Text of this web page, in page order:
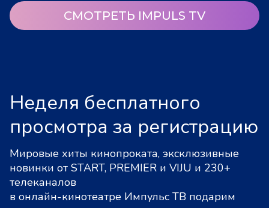
СМОТРЕТЬ IMPULS TV
Неделя бесплатного
просмотра за регистрацию
Мировые хиты кинопроката, эксклюзивные
новинки от START, PREMIER и VIJU и 230+
телеканалов
в онлайн-кинотеатре Импульс ТВ подарим